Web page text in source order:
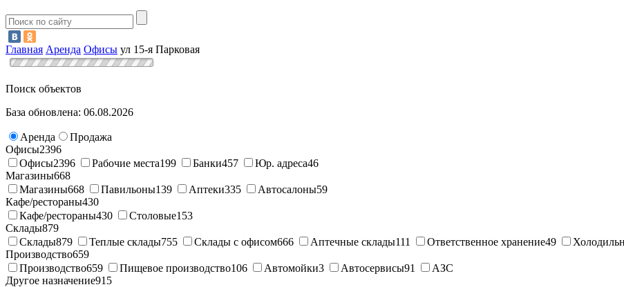
Главная Аренда Офисы ул 15-я Парковая
Поиск объектов
База обновлена: 06.08.2026
Аренда
Продажа
Офисы2396
Офисы2396 Рабочие места199 Банки457 Юр. адреса46
Магазины668
Магазины668 Павильоны139 Аптеки335 Автосалоны59
Кафе/рестораны430
Кафе/рестораны430 Столовые153
Склады879
Склады879 Теплые склады755 Склады с офисом666 Аптечные склады111 Ответственное хранение49
Производство659
Производство659 Пищевое производство106 Автомойки3 Автосервисы91
АЗС
Другое назначение915